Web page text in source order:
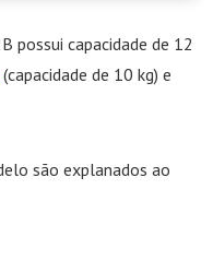
possui capacidade de 12
(capacidade de 10 kg) e
são explanados ao